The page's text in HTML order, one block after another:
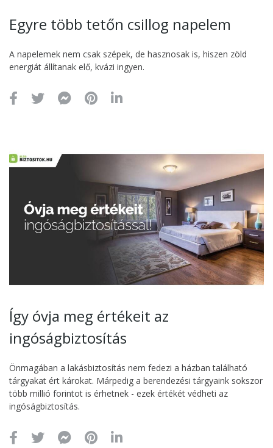
Egyre több tetőn csillog napelem
A napelemek nem csak szépek, de hasznosak is, hiszen zöld
energiát állítanak elő, kvázi ingyen.
Így óvja meg értékeit az
ingóságbiztosítás
Önmagában a lakásbiztosítás nem fedezi a házban található
tárgyakat ért károkat. Márpedig a berendezési tárgyaink sokszor
több millió forintot is érhetnek - ezek értékét védheti az
ingóságbiztosítás.